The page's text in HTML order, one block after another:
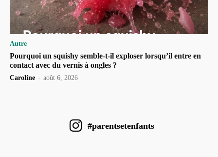
Autre
Pourquoi un squishy semble-t-il exploser lorsqu’il entre en
contact avec du vernis à ongles ?
Caroline - août 6, 2026
#parentsetenfants